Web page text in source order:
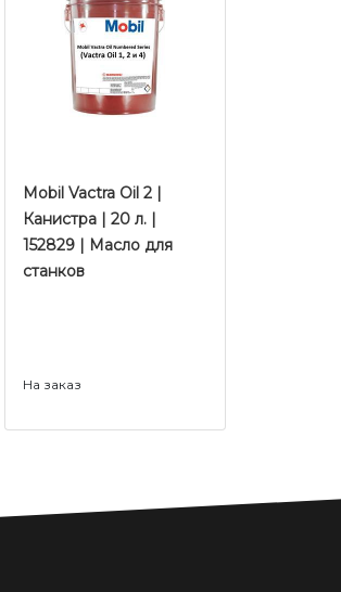
Mobil Vactra Oil 2 |
Канистра | 20 л. |
152829 | Масло для
станков
На заказ